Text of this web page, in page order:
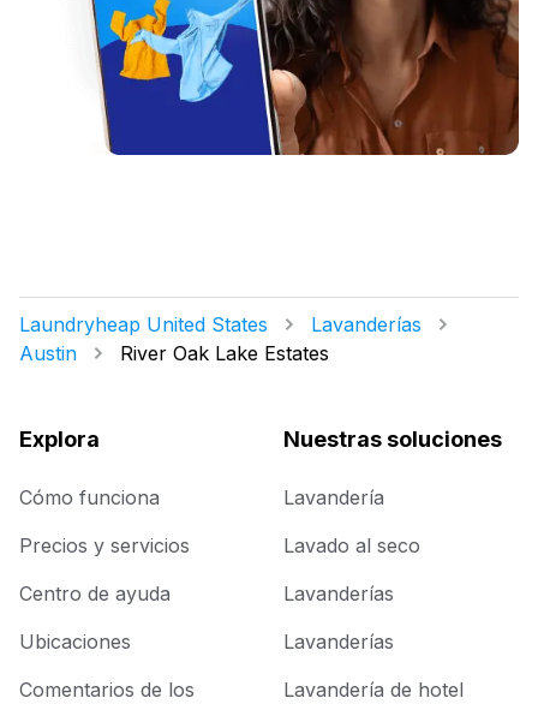
Laundryheap United States
Lavanderías
Austin
River Oak Lake Estates
Explora
Cómo funciona
Precios y servicios
Centro de ayuda
Ubicaciones
Comentarios de los
Nuestras soluciones
Lavandería
Lavado al seco
Lavanderías
Lavanderías
Lavandería de hotel